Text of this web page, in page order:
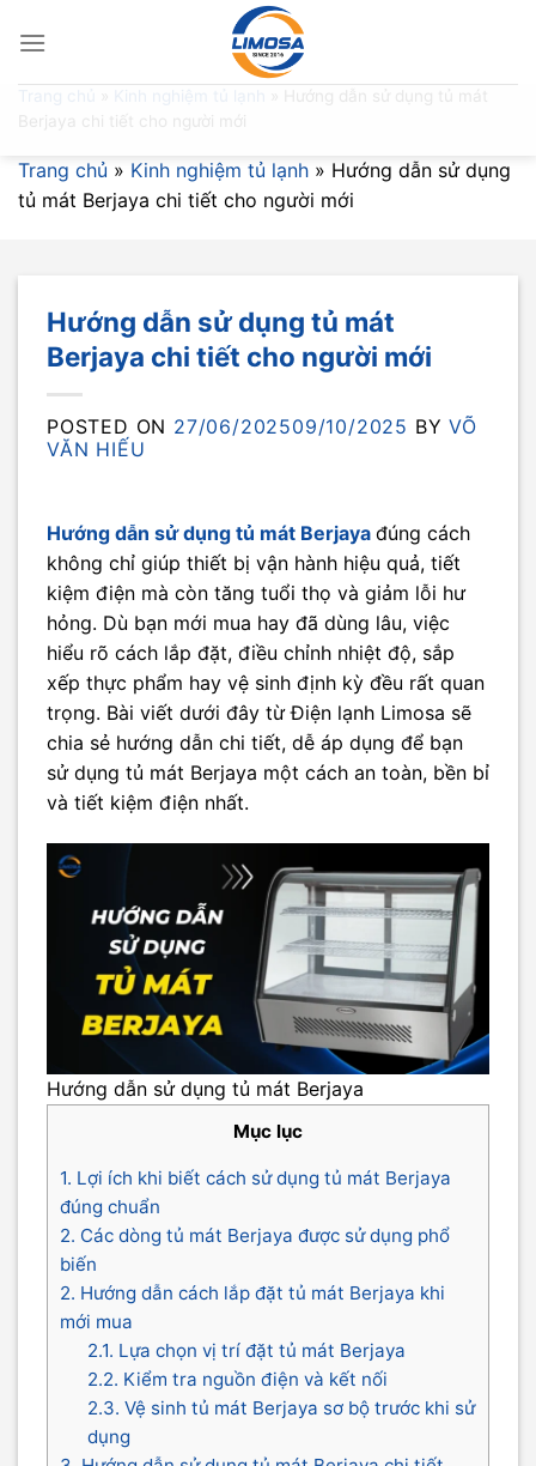
Hướng dẫn sử dụng tủ mát
Berjaya chi tiết cho người mới
Trang chủ » Kinh nghiệm tủ lạnh » Hướng dẫn sử dụng
tủ mát Berjaya chi tiết cho người mới
Hướng dẫn sử dụng tủ mát
Berjaya chi tiết cho người mới
POSTED ON 27/06/202509/10/2025 BYVÕ
VĂN HIẾU
Hướng dẫn sử dụng tủ mát Berjaya đúng cách
không chỉ giúp thiết bị vận hành hiệu quả, tiết
kiệm điện mà còn tăng tuổi thọ và giảm lỗi hư
hỏng. Dù bạn mới mua hay đã dùng lâu, việc
hiểu rõ cách lắp đặt, điều chỉnh nhiệt độ, sắp
xếp thực phẩm hay vệ sinh định kỳ đều rất quan
trọng. Bài viết dưới đây từ Điện lạnh Limosa sẽ
chia sẻ hướng dẫn chi tiết, dễ áp dụng để bạn
sử dụng tủ mát Berjaya một cách an toàn, bền bỉ
và tiết kiệm điện nhất.
Hướng dẫn sử dụng tủ mát Berjaya
Mục lục
1. Lợi ích khi biết cách sử dụng tủ mát Berjaya
đúng chuẩn
2. Các dòng tủ mát Berjaya được sử dụng phổ
biến
2. Hướng dẫn cách lắp đặt tủ mát Berjaya khi
mới mua
2.1. Lựa chọn vị trí đặt tủ mát Berjaya
2.2. Kiểm tra nguồn điện và kết nối
2.3. Vệ sinh tủ mát Berjaya sơ bộ trước khi sử
dụng